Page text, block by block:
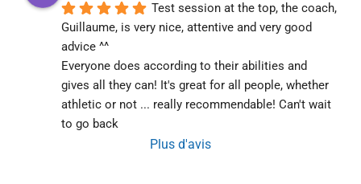
Test session at the top, the coach,
Guillaume, is very nice, attentive and very good
advice ^^
Everyone does according to their abilities and
gives all they can! It's great for all people, whether
athletic or not ... really recommendable! Can't wait
to go back
Plus d'avis